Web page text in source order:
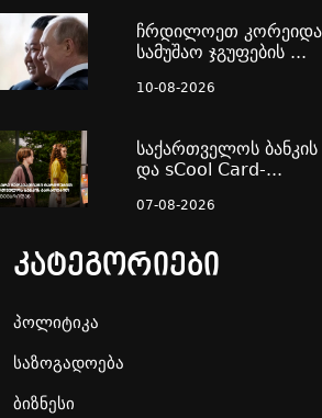
ჩრდილოეთ
სამუშაო ჯგუფების ...
10-08-2026
საქართველოს
და sCool Card-...
07-08-2026
კატეგორიები
პოლიტიკა
საზოგადოება
ბიზნესი